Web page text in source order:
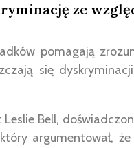
ze
pomagają
się
Leslie Bell,
argumentował,